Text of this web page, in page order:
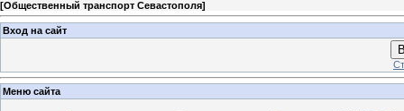
[Общественный транспорт Севастополя]
Вход на сайт
Меню сайта